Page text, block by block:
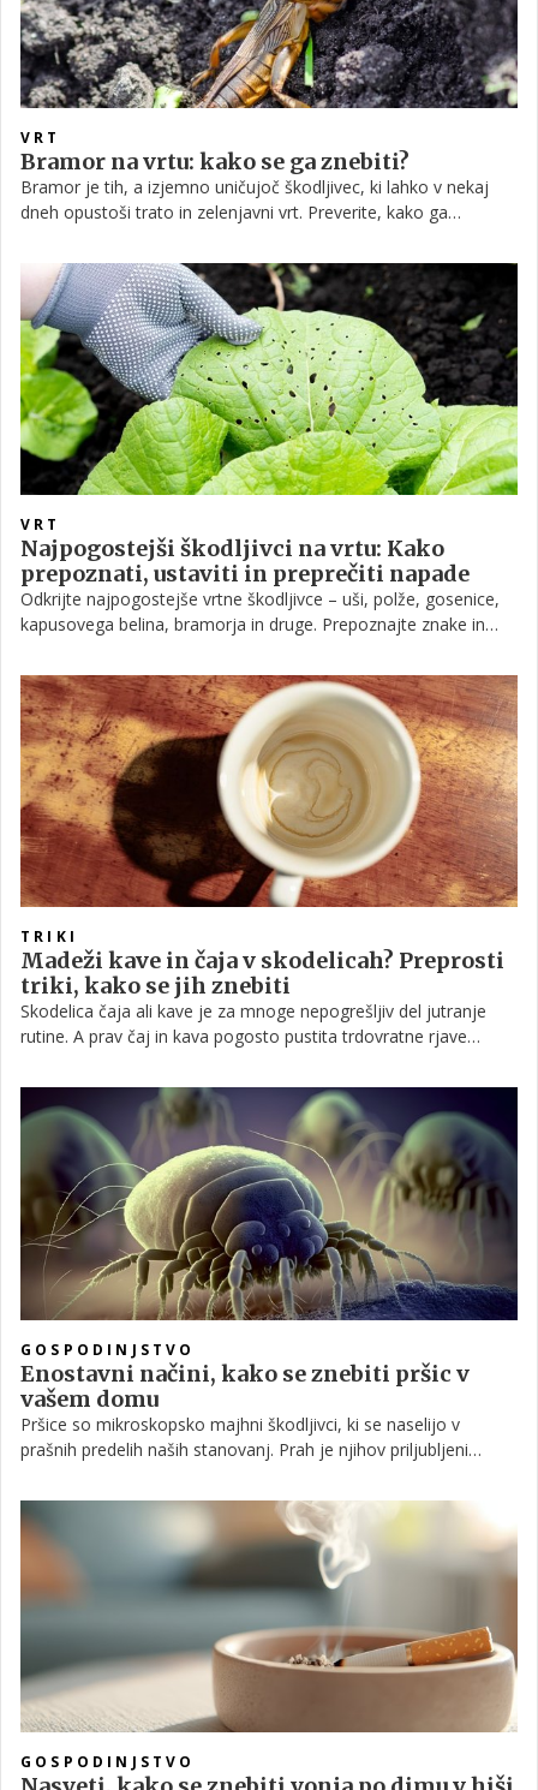
VRT
Bramor na vrtu: kako se ga znebiti?
Bramor je tih, a izjemno uničujoč škodljivec, ki lahko v nekaj
dneh opustoši trato in zelenjavni vrt. Preverite, kako ga
priporočajo vrhunski tuji vrtnarski strokovnjaki.
VRT
Najpogostejši škodljivci na vrtu: Kako
prepoznati, ustaviti in preprečiti napade
Odkrijte najpogostejše vrtne škodljivce – uši, polže, gosenice,
kapusovega belina, bramorja in druge. Prepoznajte znake in
TRIKI
Madeži kave in čaja v skodelicah? Preprosti
triki, kako se jih znebiti
Skodelica čaja ali kave je za mnoge nepogrešljiv del jutranje
rutine. A prav čaj in kava pogosto pustita trdovratne rjave
se sčasoma lahko naberejo in se jih z običajnim pomivanjem
ne da več znebiti.
GOSPODINJSTVO
Enostavni načini, kako se znebiti pršic v
vašem domu
Pršice so mikroskopsko majhni škodljivci, ki se naselijo v
prašnih predelih naših stanovanj. Prah je njihov priljubljeni
odmrlimi delci človeške in živalske kože, s katerimi se
prehranjujejo. Ker so tako majhne, jih ni mogoče videti s
prostim očesom, a ste lahko prepričani, da se zagotovo
nahajajo tudi v vašem domu. Res je, da sicer niso škodljive, ne
grizejo in ne širijo bolezni kot denimo stenice, uši ali klopi,
vendar pa puščajo iztrebke, ki lahko poslabšajo zdravstveno
stanje ljudi, ki so nagnjeni k alergijam in astmi.
GOSPODINJSTVO